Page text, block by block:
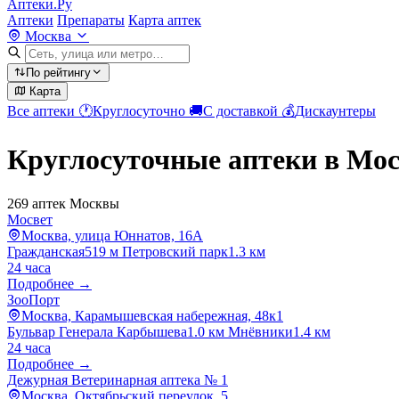
Аптеки.Ру
Аптеки Препараты Карта аптек
Москва
По рейтингу
Карта
Все аптеки 🕐Круглосуточно 🚚С доставкой 💰Дискаунтеры
Круглосуточные аптеки в
269 аптек Москвы
Мосвет
Москва, улица Юннатов, 16А
Гражданская519 м Петровский парк1.3 км
24 часа
Подробнее →
ЗооПорт
Москва, Карамышевская набережная, 48к1
Бульвар Генерала Карбышева1.0 км Мнёвники1.4 км
24 часа
Подробнее →
Дежурная Ветеринарная аптека № 1
Москва, Октябрьский переулок, 5